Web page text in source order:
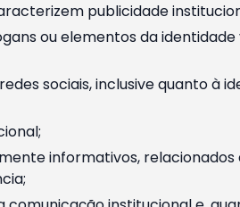
publicidade
ou elementos da
sociais, inclusive quanto à
informativos,